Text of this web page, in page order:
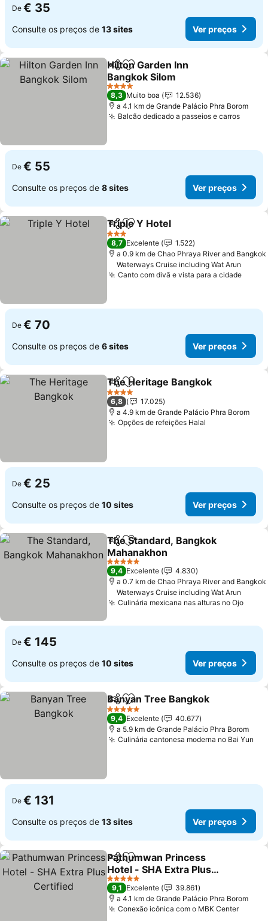
De € 35
Consulte os preços de 13 sites Ver preços
PartilharAdicionar aos favoritos
Hilton Garden Inn
Bangkok Silom
4 Estrelas
8,3 Muito boa
12.536
a 4.1 km de Grande Palácio Phra Borom
Balcão dedicado a passeios e carros
De € 55
Consulte os preços de 8 sites Ver preços
PartilharAdicionar aos favoritos
Triple Y Hotel
3 Estrelas
8,7 Excelente
1.522
a 0.9 km de Chao Phraya River and Bangkok
Waterways Cruise including Wat Arun
Canto com divã e vista para a cidade
De € 70
Consulte os preços de 6 sites Ver preços
PartilharAdicionar aos favoritos
The Heritage Bangkok
4 Estrelas
6,8
17.025
a 4.9 km de Grande Palácio Phra Borom
Opções de refeições Halal
De € 25
Consulte os preços de 10 sites Ver preços
PartilharAdicionar aos favoritos
The Standard, Bangkok
Mahanakhon
5 Estrelas
9,4 Excelente
4.830
a 0.7 km de Chao Phraya River and Bangkok
Waterways Cruise including Wat Arun
Culinária mexicana nas alturas no Ojo
De € 145
Consulte os preços de 10 sites Ver preços
PartilharAdicionar aos favoritos
Banyan Tree Bangkok
5 Estrelas
9,4 Excelente
40.677
a 5.9 km de Grande Palácio Phra Borom
Culinária cantonesa moderna no Bai Yun
De € 131
Consulte os preços de 13 sites Ver preços
PartilharAdicionar aos favoritos
Pathumwan Princess
Hotel - SHA Extra Plus
Certified
5 Estrelas
9,1 Excelente
39.861
a 4.1 km de Grande Palácio Phra Borom
Conexão icônica com o MBK Center